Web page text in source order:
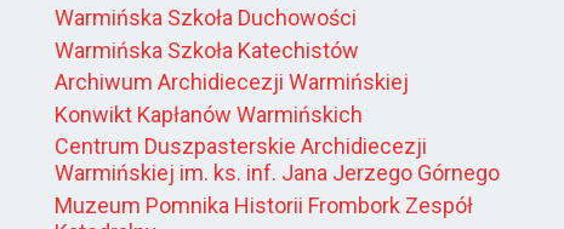
Warmińska Szkoła Duchowości
Warmińska Szkoła Katechistów
Archiwum Archidiecezji Warmińskiej
Konwikt Kapłanów Warmińskich
Centrum Duszpasterskie Archidiecezji
Warmińskiej im. ks. inf. Jana Jerzego Górnego
Muzeum Pomnika Historii Frombork Zespół